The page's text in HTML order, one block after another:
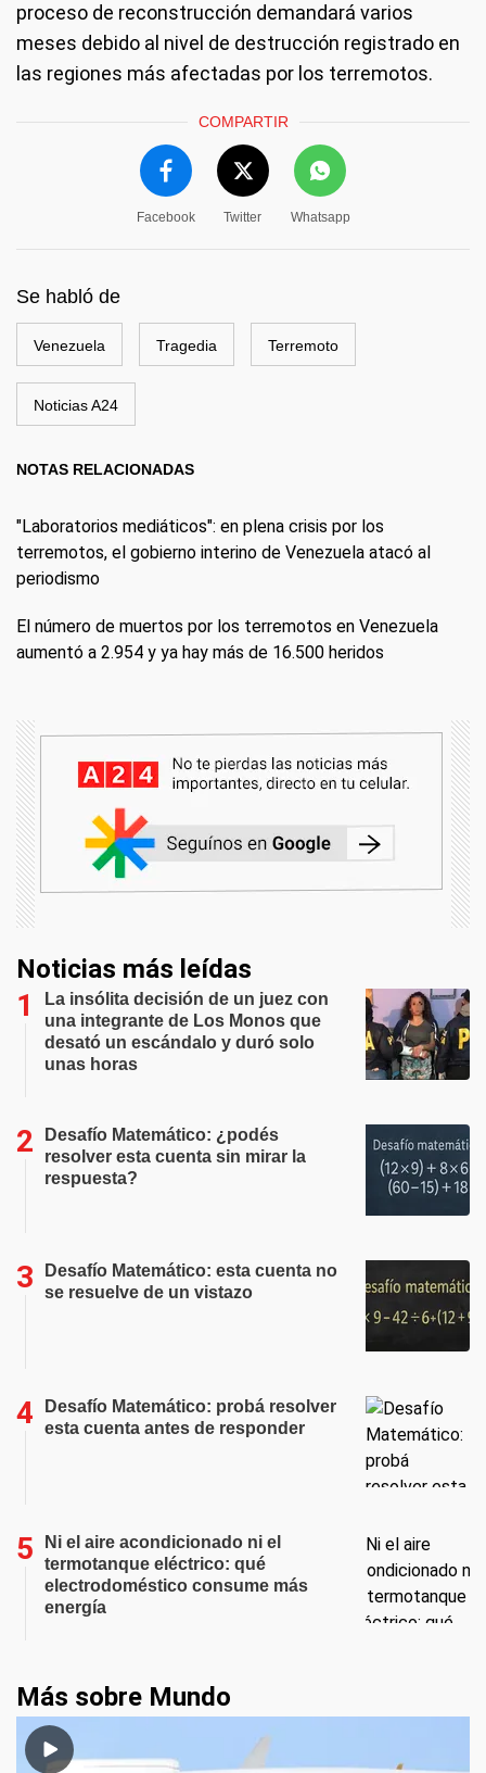
proceso de reconstrucción demandará varios
meses debido al nivel de destrucción registrado en
las regiones más afectadas por los terremotos.
COMPARTIR
Facebook Twitter Whatsapp
Se habló de
Venezuela Tragedia Terremoto
Noticias A24
NOTAS RELACIONADAS
"Laboratorios mediáticos": en plena crisis por los
terremotos, el gobierno interino de Venezuela atacó al
periodismo
El número de muertos por los terremotos en Venezuela
aumentó a 2.954 y ya hay más de 16.500 heridos
Noticias más leídas
La insólita decisión de un juez con
una integrante de Los Monos que
desató un escándalo y duró solo
unas horas
Desafío Matemático: ¿podés
resolver esta cuenta sin mirar la
respuesta?
Desafío Matemático: esta cuenta no
se resuelve de un vistazo
Desafío Matemático: probá resolver
esta cuenta antes de responder
Ni el aire acondicionado ni el
termotanque eléctrico: qué
electrodoméstico consume más
energía
Más sobre Mundo